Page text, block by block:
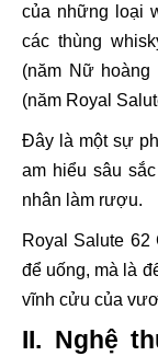
của những loại
các thùng
(năm Nữ hoàng
(năm Royal
Đây là một sự
am hiểu sâu
nhân làm rượu.
Royal Salute
để uống, mà là
vĩnh cửu của
II. Nghệ